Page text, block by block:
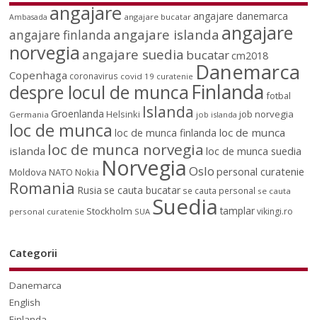
Ambasada angajare angajare bucatar angajare danemarca
angajare finlanda angajare islanda angajare
norvegia angajare suedia bucatarcm2018
Copenhaga coronavirus covid 19 curatenie Danemarca
despre locul de munca Finlanda fotbal
Germania Groenlanda Helsinki Islanda job islanda job norvegia
loc de munca loc de munca finlanda loc de munca
islanda loc de munca norvegia loc de munca suedia
Moldova NATO Nokia NorvegiaOslo personal curatenie
Romania Rusia se cauta bucatar se cauta personal se cauta
personal curatenie Stockholm SUA Suedia tamplar vikingi.ro
Categorii
Danemarca
English